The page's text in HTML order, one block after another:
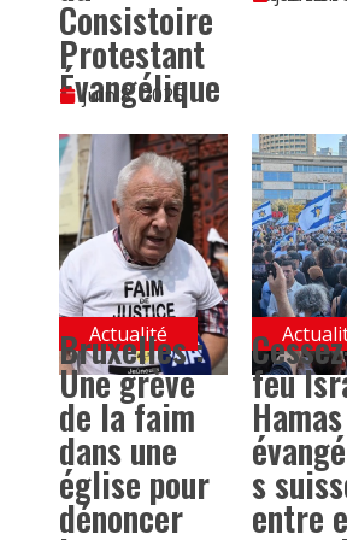
Consistoire
Protestant
Évangélique
juin 8, 2025
Actualité
Bruxelles :
Une grève
de la faim
dans une
église pour
dénoncer
feu
s
entre